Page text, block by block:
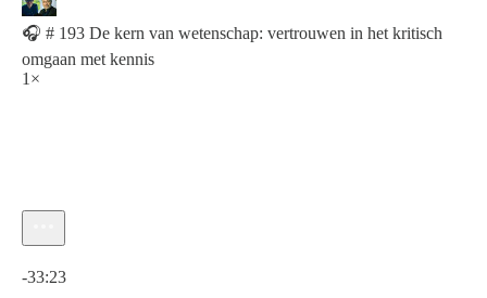
🎧 # 193 De kern van wetenschap: vertrouwen in het kritisch
omgaan met kennis
1×
-33:23